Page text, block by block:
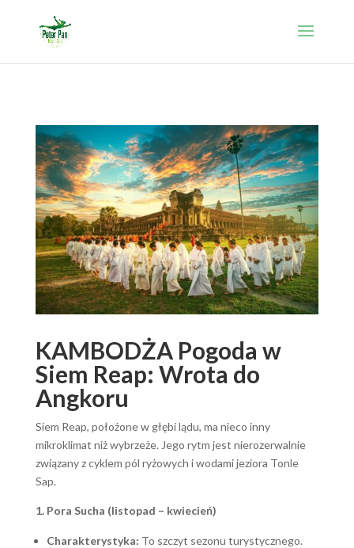
KAMBODŻA Pogoda w
Siem Reap: Wrota do
Angkoru
Siem Reap, położone w głębi lądu, ma nieco inny
mikroklimat niż wybrzeże. Jego rytm jest nierozerwalnie
związany z cyklem pól ryżowych i wodami jeziora Tonle
Sap.
1. Pora Sucha (listopad – kwiecień)
Charakterystyka: To szczyt sezonu turystycznego.